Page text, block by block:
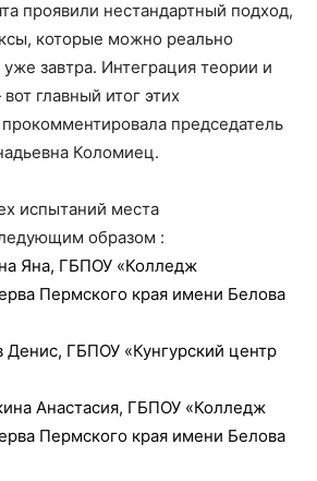
проявили нестандартный подход,
которые можно реально
завтра. Интеграция теории и
главный итог этих
председатель
Коломиец.
испытаний места
образом :
Яна, ГБПОУ «Колледж
Пермского края имени Белова
ГБПОУ «Кунгурский центр
Анастасия, ГБПОУ «Колледж
Пермского края имени Белова